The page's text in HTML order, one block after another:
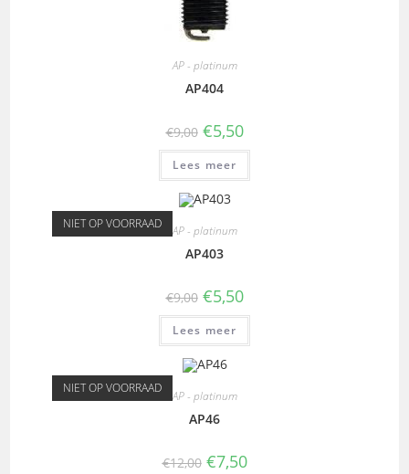
AP - platinum
AP404
€9,00 €5,50
Lees meer
NIET OP VOORRAAD AP - platinum
AP403
€9,00 €5,50
Lees meer
NIET OP VOORRAAD AP - platinum
AP46
€12,00 €7,50